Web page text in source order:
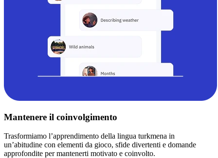
Mantenere il coinvolgimento
Trasformiamo l’apprendimento della lingua turkmena in
un’abitudine con elementi da gioco, sfide divertenti e domande
approfondite per mantenerti motivato e coinvolto.